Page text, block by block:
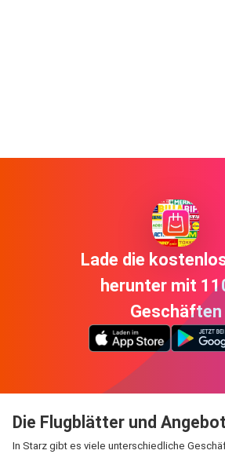
Lade die
herunter mit
Geschäften
Die Flugblätter und
In Starz gibt es viele unterschiedliche